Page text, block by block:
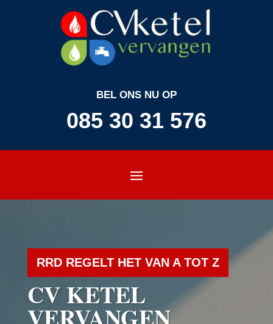
BEL ONS NU OP
085 30 31 576
RRD REGELT HET VAN A TOT Z
CV KETEL